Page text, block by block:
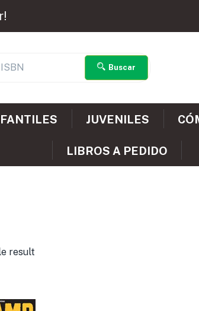
Buscar
JUVENILES
LIBROS A PEDIDO
result